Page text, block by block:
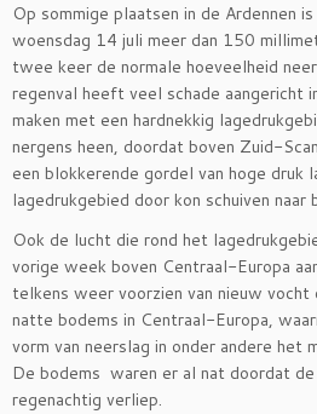
Op sommige plaatsen in de Ardennen
woensdag 14 juli meer dan 150
twee keer de normale hoeveelheid
regenval heeft veel schade aangericht
maken met een hardnekkig
nergens heen, doordat boven Zuid-
een blokkerende gordel van hoge druk
lagedrukgebied door kon schuiven
Ook de lucht die rond het
vorige week boven Centraal-Europa
telkens weer voorzien van nieuw vocht
natte bodems in Centraal-Europa,
vorm van neerslag in onder andere het
De bodems waren er al nat doordat
regenachtig verliep.